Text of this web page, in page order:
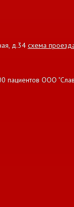
д.34 схема
ООО